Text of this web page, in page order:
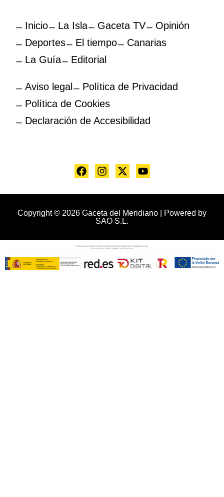
Inicio La Isla Gaceta TV
Opinión
Deportes
El tiempo
Canarias
La Guía
Editorial
Aviso legal
Política de Privacidad
Política de Cookies
Declaración de Accesibilidad
Copyright © 2026 Gaceta del Meridiano | Powered by
SAO S.L.